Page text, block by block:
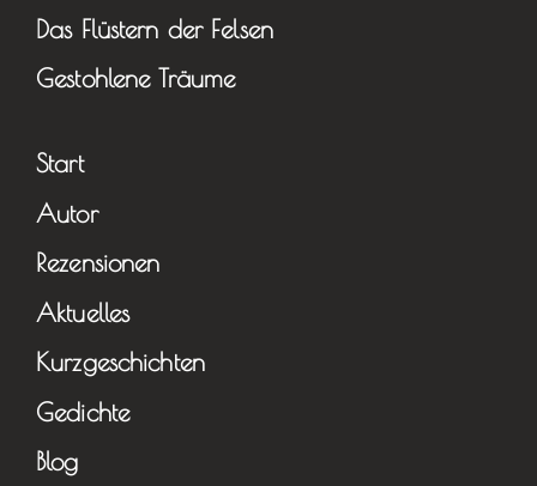
Das Flüstern der Felsen
Gestohlene Träume
Start
Autor
Rezensionen
Aktuelles
Kurzgeschichten
Gedichte
Blog